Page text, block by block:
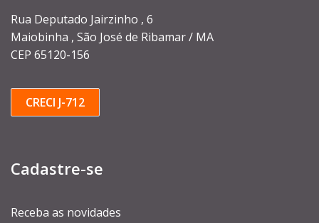
Rua Deputado Jairzinho , 6
Maiobinha , São José de Ribamar / MA
CEP 65120-156
CRECI J-712
Cadastre-se
Receba as novidades